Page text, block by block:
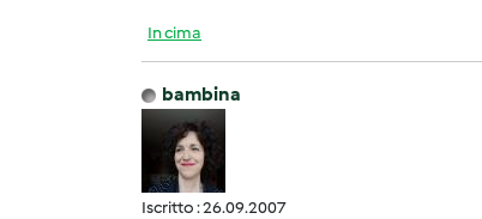
In cima
bambina
Iscritto : 26.09.2007